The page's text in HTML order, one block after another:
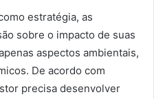
estratégia, as
sobre o impacto de suas
aspectos ambientais,
De acordo com
precisa desenvolver